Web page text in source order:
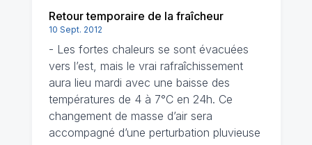
Retour temporaire de la fraîcheur
10 Sept. 2012
- Les fortes chaleurs se sont évacuées
vers l’est, mais le vrai rafraîchissement
aura lieu mardi avec une baisse des
températures de 4 à 7°C en 24h. Ce
changement de masse d’air sera
accompagné d’une perturbation pluvieuse